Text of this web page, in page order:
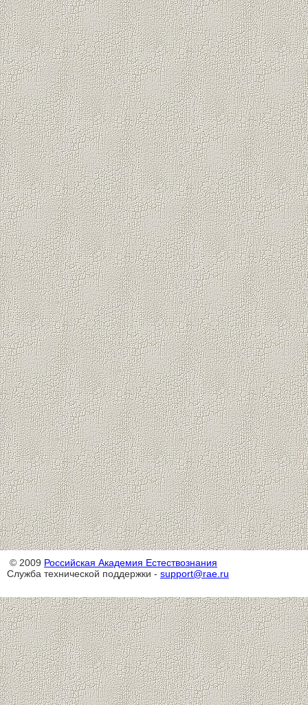
© 2009 Российская Академия Естествознания
Служба технической поддержки - support@rae.ru